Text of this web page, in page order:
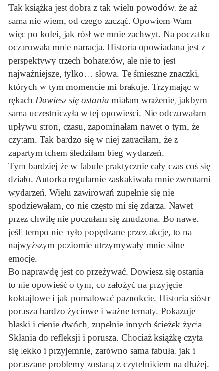
Tak książka jest dobra z tak wielu powodów, że aż
sama nie wiem, od czego zacząć. Opowiem Wam
więc po kolei, jak rósł we mnie zachwyt. Na początku
oczarowała mnie narracja. Historia opowiadana jest z
perspektywy trzech bohaterów, ale nie to jest
najważniejsze, tylko… słowa. Te śmieszne znaczki,
których w tym momencie mi brakuje. Trzymając w
rękach Dowiesz się ostania miałam wrażenie, jakbym
sama uczestniczyła w tej opowieści. Nie odczuwałam
upływu stron, czasu, zapominałam nawet o tym, że
czytam. Tak bardzo się w niej zatraciłam, że z
zapartym tchem śledziłam bieg wydarzeń.
Tym bardziej że w fabule praktycznie cały czas coś się
działo. Autorka regularnie zaskakiwała mnie zwrotami
wydarzeń. Wielu zawirowań zupełnie się nie
spodziewałam, co nie często mi się zdarza. Nawet
przez chwilę nie poczułam się znudzona. Bo nawet
jeśli tempo nie było popędzane przez akcje, to na
najwyższym poziomie utrzymywały mnie silne
emocje.
Bo naprawdę jest co przeżywać. Dowiesz się ostania
to nie opowieść o tym, co założyć na przyjęcie
koktajlowe i jak pomalować paznokcie. Historia sióstr
porusza bardzo życiowe i ważne tematy. Pokazuje
blaski i cienie dwóch, zupełnie innych ścieżek życia.
Skłania do refleksji i porusza. Chociaż książkę czyta
się lekko i przyjemnie, zarówno sama fabuła, jak i
poruszane problemy zostaną z czytelnikiem na dłużej.